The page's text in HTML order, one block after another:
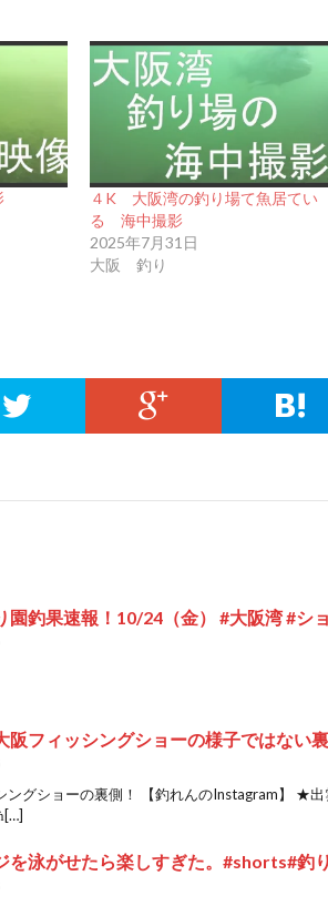
４K 大阪湾の釣り場て魚居てい
る 海中撮影
2025年7月31日
大阪 釣り
園釣果速報！10/24（金） #大阪湾 #シ
阪フィッシングショーの様子ではない
ングショーの裏側！ 【釣れんのInstagram】 ★
を泳がせたら楽しすぎた。#shorts#釣